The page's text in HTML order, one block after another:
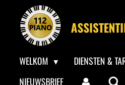
direct
hoofdinhoud
WELKOM DIENSTEN &
NIEUWSBRIEF